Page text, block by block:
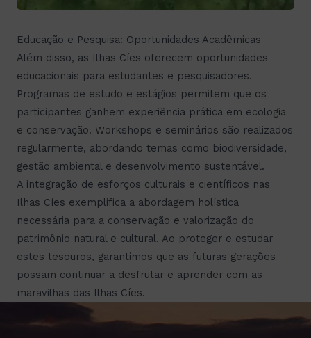
Educação e Pesquisa: Oportunidades Acadêmicas
Além disso, as Ilhas Cíes oferecem oportunidades
educacionais para estudantes e pesquisadores.
Programas de estudo e estágios permitem que os
participantes ganhem experiência prática em ecologia
e conservação. Workshops e seminários são realizados
regularmente, abordando temas como biodiversidade,
gestão ambiental e desenvolvimento sustentável.
A integração de esforços culturais e científicos nas
Ilhas Cíes exemplifica a abordagem holística
necessária para a conservação e valorização do
patrimônio natural e cultural. Ao proteger e estudar
estes tesouros, garantimos que as futuras gerações
possam continuar a desfrutar e aprender com as
maravilhas das Ilhas Cíes.